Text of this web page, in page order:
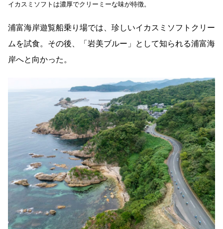
イカスミソフトは濃厚でクリーミーな味が特徴。
浦富海岸遊覧船乗り場では、珍しいイカスミソフトクリー
ムを試食。その後、「岩美ブルー」として知られる浦富海
岸へと向かった。